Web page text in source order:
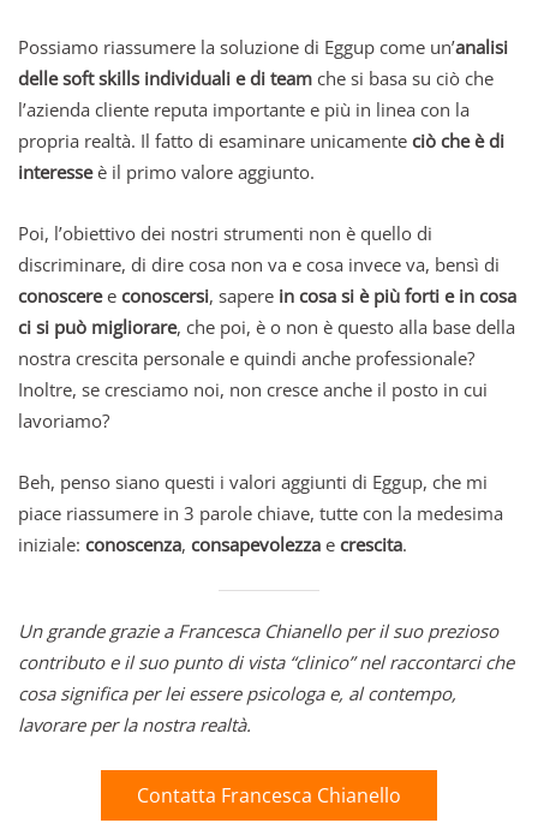
Possiamo riassumere la soluzione di Eggup come un’analisi
delle soft skills individuali e di team che si basa su ciò che
l’azienda cliente reputa importante e più in linea con la
propria realtà. Il fatto di esaminare unicamente ciò che è di
interesseè il primo valore aggiunto.
Poi, l’obiettivo dei nostri strumenti non è quello di
discriminare, di dire cosa non va e cosa invece va, bensì di
conosceree conoscersi, sapere in cosa si è più forti e in cosa
ci si può migliorare, che poi, è o non è questo alla base della
nostra crescita personale e quindi anche professionale?
Inoltre, se cresciamo noi, non cresce anche il posto in cui
lavoriamo?
Beh, penso siano questi i valori aggiunti di Eggup, che mi
piace riassumere in 3 parole chiave, tutte con la medesima
iniziale: conoscenza, consapevolezza e crescita.
Un grande grazie a Francesca Chianello per il suo prezioso
contributo e il suo punto di vista “clinico” nel raccontarci che
cosa significa per lei essere psicologa e, al contempo,
lavorare per la nostra realtà.
Contatta Francesca Chianello